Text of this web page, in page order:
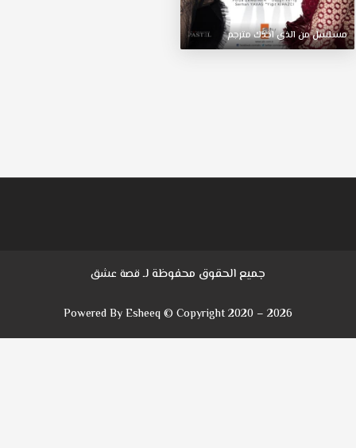
مسلسلمنالذىاخذكمترجم
جميع الحقوق محفوظة لـقصة عشق
Powered By Esheeq © Copyright 2020 – 2026